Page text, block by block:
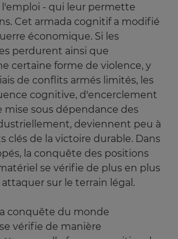
- qui leur permette
Cet armada cognitif a modifié
économique. Si les
perdurent ainsi que
certaine forme de violence, y
de conflits armés limités, les
cognitive, d'encerclement
mise sous dépendance des
deviennent peu à
clés de la victoire durable. Dans
la conquête des positions
se vérifie de plus en plus
attaquer sur le terrain légal.
conquête du monde
vérifie de manière